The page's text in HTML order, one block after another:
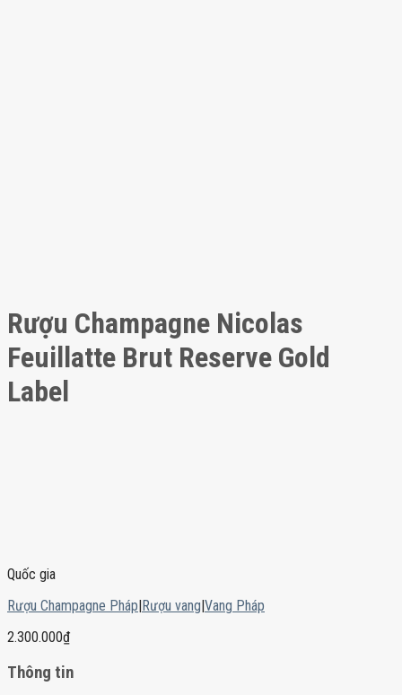
Rượu Champagne Nicolas
Feuillatte Brut Reserve Gold
Label
Quốc gia
Rượu Champagne Pháp|Rượu vang|Vang Pháp
2.300.000₫
Thông tin